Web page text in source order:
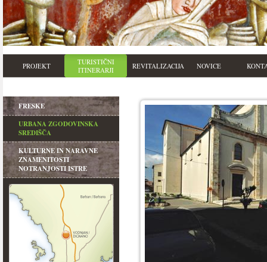
PROJEKT
TURISTIČNI
ITINERARJI
REVITALIZACIJA NOVICE
FRESKE
URBANA ZGODOVINSKA
SREDIŠČA
KULTURNE IN NARAVNE
ZNAMENITOSTI
NOTRANJOSTI ISTRE